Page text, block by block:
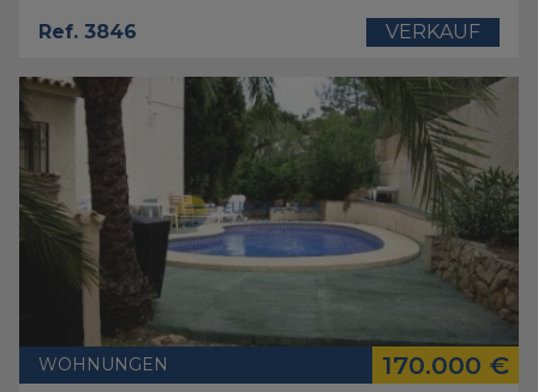
Ref. 3846 VERKAUF
WOHNUNGEN 170.000 €